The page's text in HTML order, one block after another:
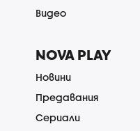
Видео
NOVA PLAY
Новини
Предавания
Сериали